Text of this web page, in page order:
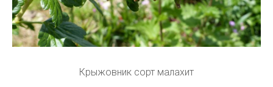
Крыжовник сорт малахит